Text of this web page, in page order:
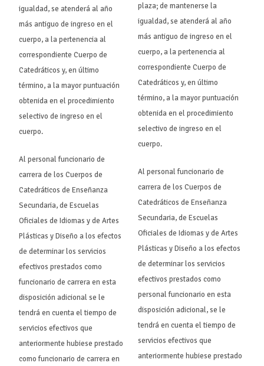
igualdad, se atenderá al año
más antiguo de ingreso en el
cuerpo, a la pertenencia al
correspondiente Cuerpo de
Catedráticos y, en último
término, a la mayor puntuación
obtenida en el procedimiento
selectivo de ingreso en el
cuerpo.
Al personal funcionario de
carrera de los Cuerpos de
Catedráticos de Enseñanza
Secundaria, de Escuelas
Oficiales de Idiomas y de Artes
Plásticas y Diseño a los efectos
de determinar los servicios
efectivos prestados como
funcionario de carrera en esta
disposición adicional se le
tendrá en cuenta el tiempo de
servicios efectivos que
anteriormente hubiese prestado
como funcionario de carrera en
plaza; de mantenerse la
igualdad, se atenderá al año
más antiguo de ingreso en el
cuerpo, a la pertenencia al
correspondiente Cuerpo de
Catedráticos y, en último
término, a la mayor puntuación
obtenida en el procedimiento
selectivo de ingreso en el
cuerpo.
Al personal funcionario de
carrera de los Cuerpos de
Catedráticos de Enseñanza
Secundaria, de Escuelas
Oficiales de Idiomas y de Artes
Plásticas y Diseño a los efectos
de determinar los servicios
efectivos prestados como
personal funcionario en esta
disposición adicional, se le
tendrá en cuenta el tiempo de
servicios efectivos que
anteriormente hubiese prestado